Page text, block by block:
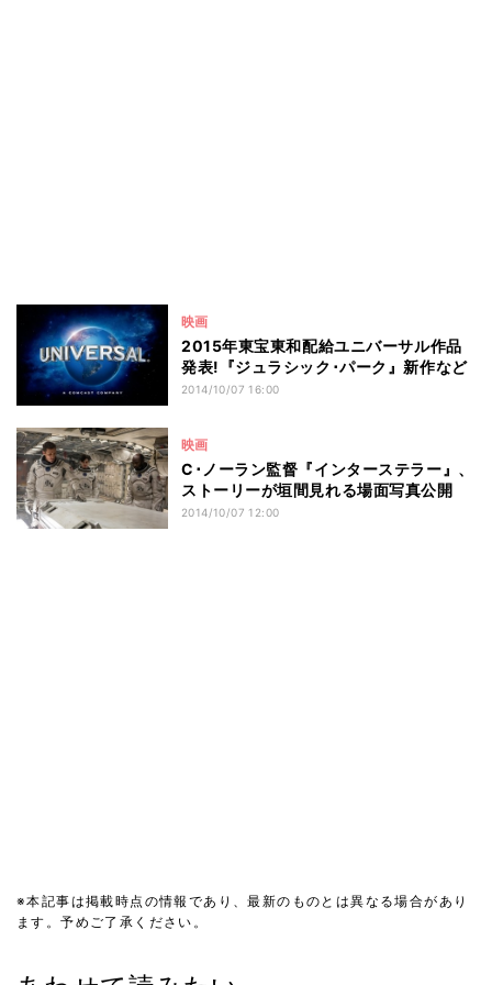
映画
2015年東宝東和配給ユニバーサル作品
発表!『ジュラシック･パーク』新作など
2014/10/07 16:00
映画
C･ノーラン監督『インターステラー』、
ストーリーが垣間見れる場面写真公開
2014/10/07 12:00
※本記事は掲載時点の情報であり、最新のものとは異なる場合があり
ます。予めご了承ください。